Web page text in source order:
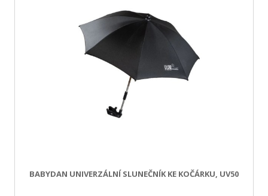
BABYDAN UNIVERZÁLNÍ SLUNEČNÍK KE KOČÁRKU, UV50